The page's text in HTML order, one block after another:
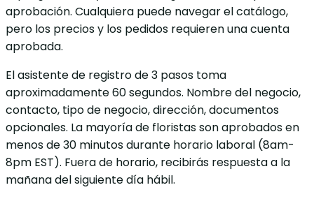
aprobación. Cualquiera puede navegar el catálogo,
pero los precios y los pedidos requieren una cuenta
aprobada.
El asistente de registro de 3 pasos toma
aproximadamente 60 segundos. Nombre del negocio,
contacto, tipo de negocio, dirección, documentos
opcionales. La mayoría de floristas son aprobados en
menos de 30 minutos durante horario laboral (8am-
8pm EST). Fuera de horario, recibirás respuesta a la
mañana del siguiente día hábil.